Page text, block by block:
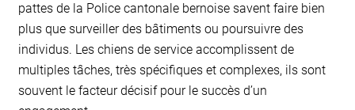
pattes de la Police cantonale bernoise savent faire bien
plus que surveiller des bâtiments ou poursuivre des
individus. Les chiens de service accomplissent de
multiples tâches, très spécifiques et complexes, ils sont
souvent le facteur décisif pour le succès d’un